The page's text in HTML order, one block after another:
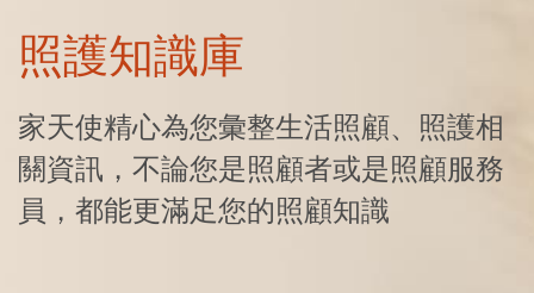
照護知識庫
家天使精心為您彙整生活照顧、照護相
關資訊，不論您是照顧者或是照顧服務
員，都能更滿足您的照顧知識